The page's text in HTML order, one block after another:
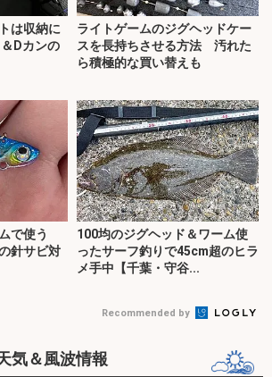
は収納に
Dカンの
ライトゲームのジグヘッドケー
スを長持ちさせる方法 汚れた
ら積極的な買い替えも
で使う
針サビ対
100均のジグヘッド＆ワーム使
ったサーフ釣りで45cm超のヒラ
メ手中【千葉・守谷...
Recommended by
気＆風波情報